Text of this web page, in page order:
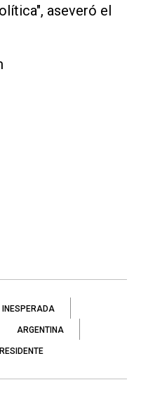
aseveró el
INESPERADA
ARGENTINA